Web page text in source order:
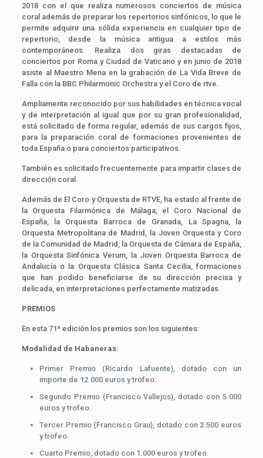
2018 con el que realiza numerosos conciertos de música
coral además de preparar los repertorios sinfónicos, lo que le
permite adquirir una sólida experiencia en cualquier tipo de
repertorio, desde la música antigua a estilos más
contemporáneos. Realiza dos giras destacadas de
conciertos por Roma y Ciudad de Vaticano y en junio de 2018
asiste al Maestro Mena en la grabación de La Vida Breve de
Falla con la BBC Philarmonic Orchestra y el Coro de rtve.
Ampliamente reconocido por sus habilidades en técnica vocal
y de interpretación al igual que por su gran profesionalidad,
está solicitado de forma regular, además de sus cargos fijos,
para la preparación coral de formaciones provenientes de
toda España o para conciertos participativos.
También es solicitado frecuentemente para impartir clases de
dirección coral.
Además de El Coro y Orquesta de RTVE, ha estado al frente de
la Orquesta Filarmónica de Málaga, el Coro Nacional de
España, la Orquesta Barroca de Granada, La Spagna, la
Orquesta Metropolitana de Madrid, la Joven Orquesta y Coro
de la Comunidad de Madrid, la Orquesta de Cámara de España,
la Orquesta Sinfónica Verum, la Joven Orquesta Barroca de
Andalucía o la Orquesta Clásica Santa Cecilia, formaciones
que han podido beneficiarse de su dirección precisa y
delicada, en interpretaciones perfectamente matizadas.
PREMIOS
En esta 71ª edición los premios son los siguientes:
Modalidad de Habaneras:
Primer Premio (Ricardo Lafuente), dotado con un
importe de 12.000 euros y trofeo.
Segundo Premio (Francisco Vallejos), dotado con 5.000
euros y trofeo.
Tercer Premio (Francisco Grau), dotado con 2.500 euros
y trofeo.
Cuarto Premio, dotado con 1.000 euros y trofeo.